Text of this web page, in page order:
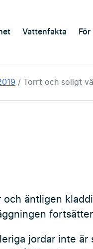
Vattenfakta
Torrt och soligt
äntligen
jordar inte är